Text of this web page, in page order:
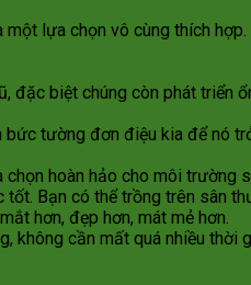
lựa chọn vô cùng thích
đặc biệt chúng còn phát triển
tường đơn điệu kia để nó
hoàn hảo cho môi trường
Bạn có thể trồng trên sân
hơn, đẹp hơn, mát mẻ hơn.
không cần mất quá nhiều thời